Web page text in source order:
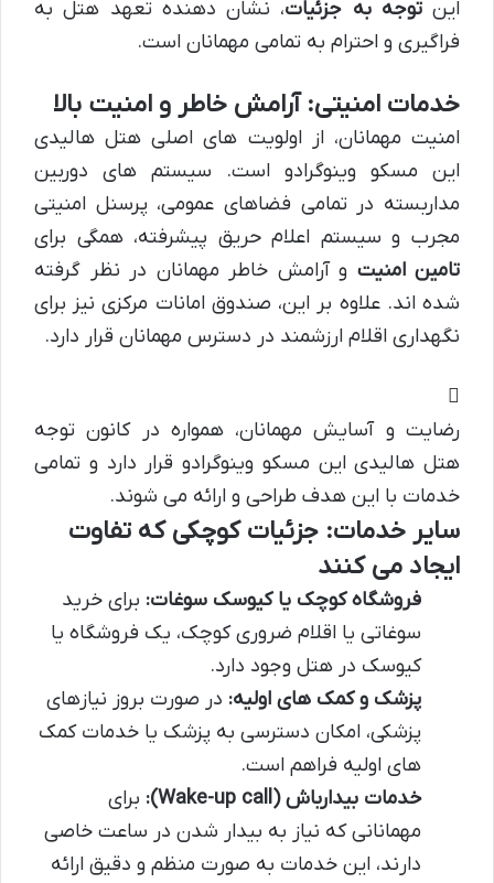
اینتوجه به جزئیات، نشان دهنده تعهد هتل به
فراگیری و احترام به تمامی مهمانان است.
خدمات امنیتی: آرامش خاطر و امنیت بالا
امنیت مهمانان، از اولویت های اصلی هتل هالیدی
این مسکو وینوگرادو است. سیستم های دوربین
مداربسته در تمامی فضاهای عمومی، پرسنل امنیتی
مجرب و سیستم اعلام حریق پیشرفته، همگی برای
تامین امنیت و آرامش خاطر مهمانان در نظر گرفته
شده اند. علاوه بر این، صندوق امانات مرکزی نیز برای
نگهداری اقلام ارزشمند در دسترس مهمانان قرار دارد.
رضایت و آسایش مهمانان، همواره در کانون توجه
هتل هالیدی این مسکو وینوگرادو قرار دارد و تمامی
خدمات با این هدف طراحی و ارائه می شوند.
سایر خدمات: جزئیات کوچکی که تفاوت
ایجاد می کنند
فروشگاه کوچک یا کیوسک سوغات: برای خرید
سوغاتی یا اقلام ضروری کوچک، یک فروشگاه یا
کیوسک در هتل وجود دارد.
پزشک و کمک های اولیه: در صورت بروز نیازهای
پزشکی، امکان دسترسی به پزشک یا خدمات کمک
های اولیه فراهم است.
خدمات بیدارباش (Wake-up call):
برای
مهمانانی که نیاز به بیدار شدن در ساعت خاصی
دارند، این خدمات به صورت منظم و دقیق ارائه